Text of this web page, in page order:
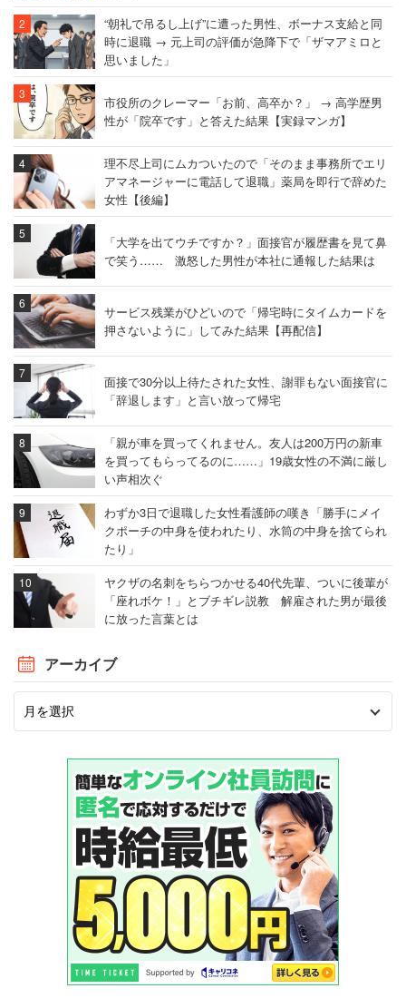
“朝礼で吊るし上げ”に遭った男性、ボーナス支給と同
時に退職 → 元上司の評価が急降下で「ザマアミロと
思いました」
市役所のクレーマー「お前、高卒か？」 → 高学歴男
性が「院卒です」と答えた結果【実録マンガ】
理不尽上司にムカついたので「そのまま事務所でエリ
アマネージャーに電話して退職」薬局を即行で辞めた
女性【後編】
「大学を出てウチですか？」面接官が履歴書を見て鼻
で笑う…… 激怒した男性が本社に通報した結果は
サービス残業がひどいので「帰宅時にタイムカードを
押さないように」してみた結果【再配信】
面接で30分以上待たされた女性、謝罪もない面接官に
「辞退します」と言い放って帰宅
「親が車を買ってくれません。友人は200万円の新車
を買ってもらってるのに……」19歳女性の不満に厳し
い声相次ぐ
わずか3日で退職した女性看護師の嘆き「勝手にメイ
クポーチの中身を使われたり、水筒の中身を捨てられ
たり」
ヤクザの名刺をちらつかせる40代先輩、ついに後輩が
「座れボケ！」とブチギレ説教 解雇された男が最後
に放った言葉とは
アーカイブ